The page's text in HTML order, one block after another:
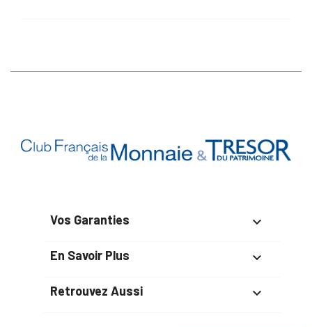
Vos Garanties 
En Savoir Plus 
Retrouvez Aussi 